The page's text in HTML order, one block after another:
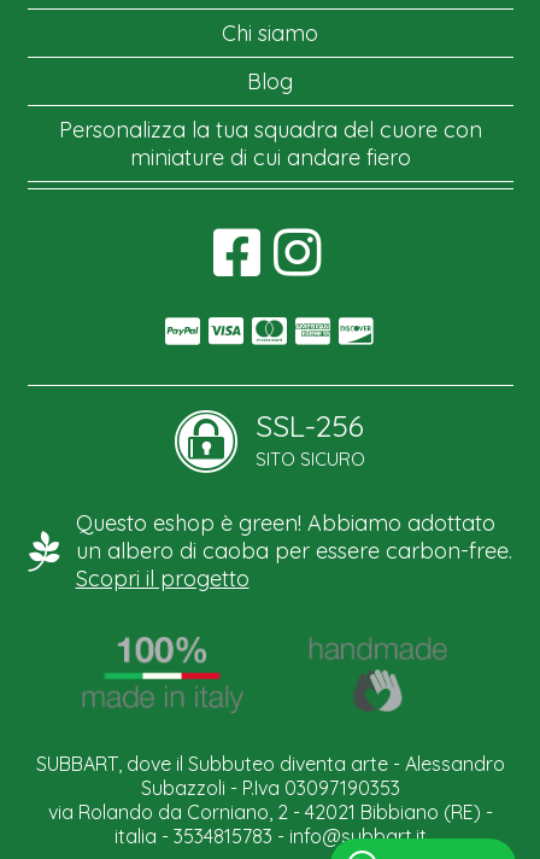
Chi siamo
Blog
Personalizza la tua squadra del cuore con
miniature di cui andare fiero
SSL-256
SITO SICURO
Questo eshop è green! Abbiamo adottato
un albero di caoba per essere carbon-free.
Scopri il progetto
SUBBART, dove il Subbuteo diventa arte - Alessandro
Subazzoli - P.Iva 03097190353
via Rolando da Corniano, 2 - 42021 Bibbiano (RE) -
italia - 3534815783 - info@subbart.it